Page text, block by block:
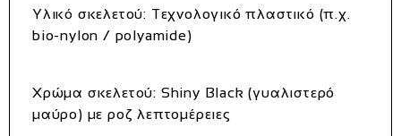
Υλικό σκελετού: Τεχνολογικό πλαστικό (π.χ.
bio‑nylon / polyamide)
Χρώμα σκελετού: Shiny Black (γυαλιστερό
μαύρο) με ροζ λεπτομέρειες